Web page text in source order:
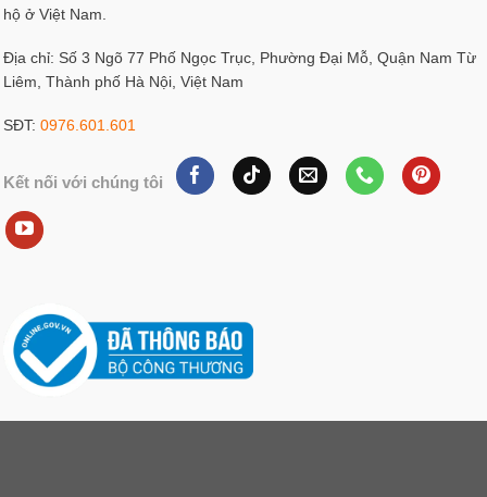
hộ ở Việt Nam.
Địa chỉ: Số 3 Ngõ 77 Phố Ngọc Trục, Phường Đại Mỗ, Quận Nam Từ
Liêm, Thành phố Hà Nội, Việt Nam
SĐT: 0976.601.601
Kết nối với chúng tôi